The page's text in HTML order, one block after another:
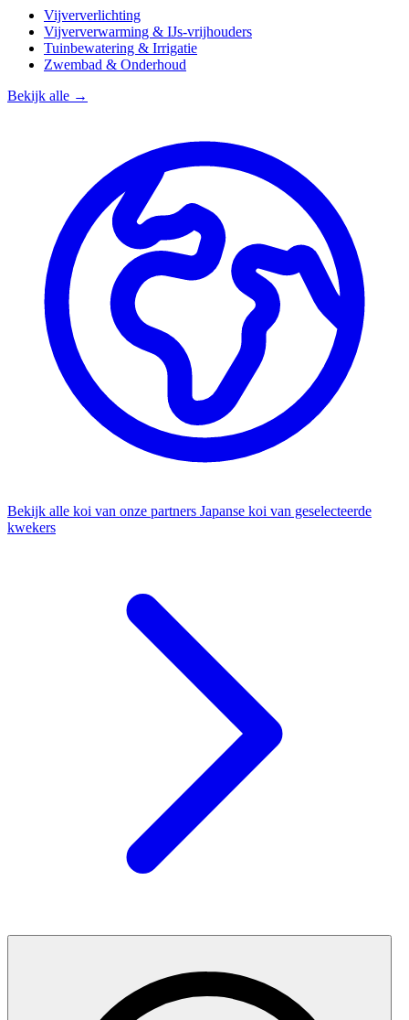
Vijververlichting
Vijververwarming & IJs-vrijhouders
Tuinbewatering & Irrigatie
Zwembad & Onderhoud
Bekijk alle →
Bekijk alle koi van onze partners Japanse koi van geselecteerde
kwekers